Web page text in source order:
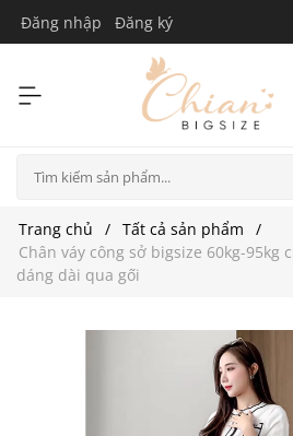
Đăng nhập Đăng ký
Trang chủ
Tất cả sản phẩm
Chân váy công sở bigsize 60kg-95kg
dáng dài qua gối